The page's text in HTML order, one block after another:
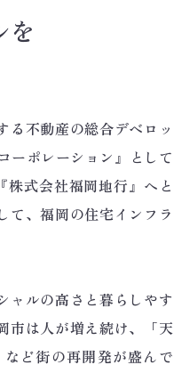
る不動産の総合デベロッ
ーポレーション』として
株式会社福岡地行』へと
て、福岡の住宅インフラ
ャルの高さと暮らしやす
市は人が増え続け、「天
ど街の再開発が盛んで